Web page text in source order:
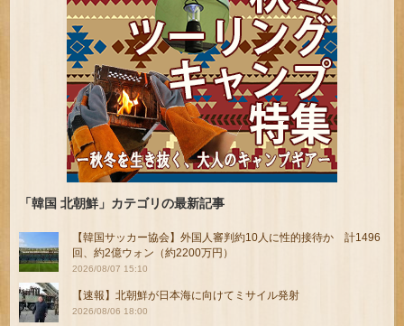
「韓国 北朝鮮」カテゴリの最新記事
【韓国サッカー協会】外国人審判約10人に性的接待か 計1496
回、約2億ウォン（約2200万円）
2026/08/07 15:10
【速報】北朝鮮が日本海に向けてミサイル発射
2026/08/06 18:00